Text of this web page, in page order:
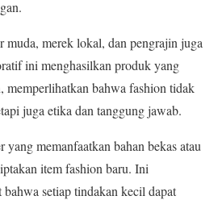
muda, merek lokal, dan pengrajin juga
ini menghasilkan produk yang
memperlihatkan bahwa fashion tidak
juga etika dan tanggung jawab.
memanfaatkan bahan bekas atau
item fashion baru. Ini
setiap tindakan kecil dapat